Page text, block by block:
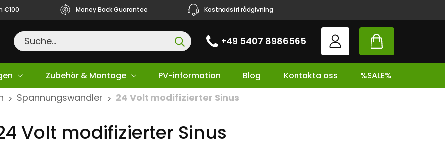
€100 Money Back Guarantee Kostnadsfri rådgivning
+49 5407 8986565
Zubehör & Montage PV-information Blog Kontakta oss %SALE%
> Spannungswandler > 24 Volt modifizierter Sinus
Volt modifizierter Sinus